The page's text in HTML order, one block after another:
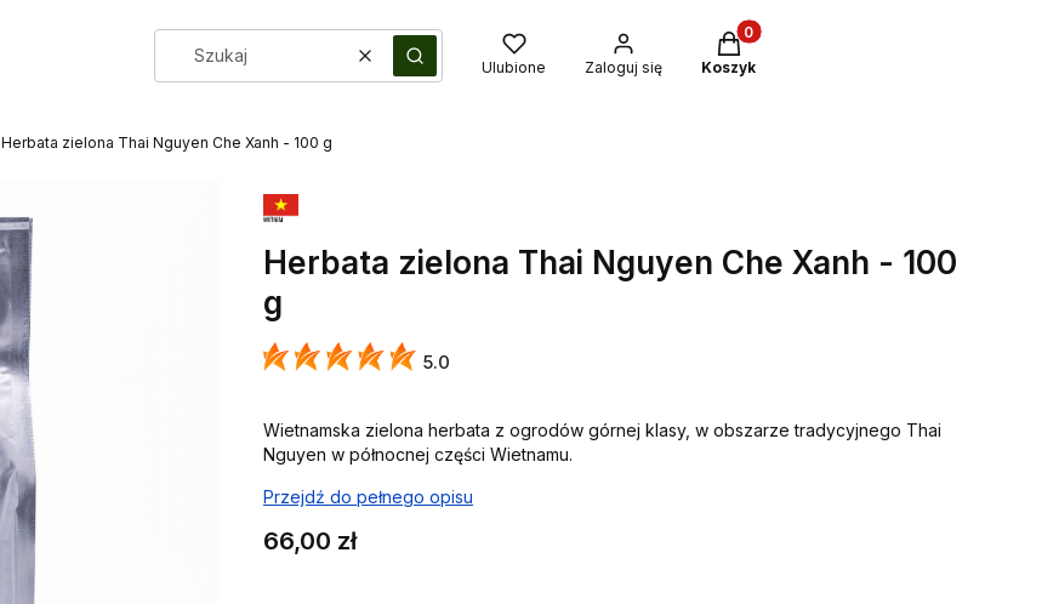
WyczyśćSzukaj Ulubione Zaloguj się
Produkty w koszyku: 0. Zobacz
Koszyk
Herbata zielona Thai Nguyen Che Xanh - 100 g
Herbata zielona Thai Nguyen Che Xanh - 100
g
5.0
Wietnamska zielona herbata z ogrodów górnej klasy, w obszarze tradycyjnego Thai
Nguyen w północnej części Wietnamu.
Przejdź do pełnego opisu
Cena
66,00 zł